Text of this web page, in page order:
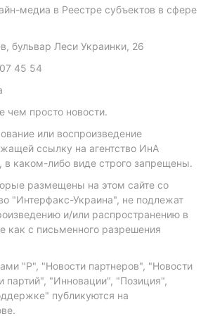
медиа в Реестре субъектов в сфере
бульвар Леси Украинки, 26
45 54
чем просто новости.
или воспроизведение
ссылку на агентство ИнА
в каком-либо виде строго запрещены.
размещены на этом сайте со
"Интерфакс-Украина", не подлежат
и/или распространению в
как с письменного разрешения
"Р", "Новости партнеров", "Новости
партий", "Инновации", "Позиция",
публикуются на